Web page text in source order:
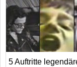
5 Auftritte